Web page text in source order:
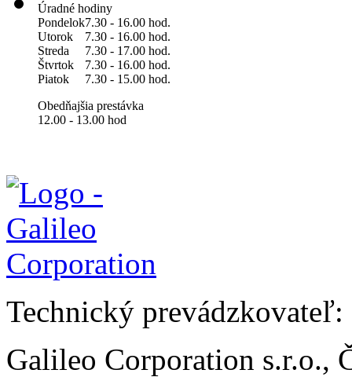
Úradné hodiny
Pondelok7.30 - 16.00 hod.
Utorok
7.30 - 16.00 hod.
Streda
7.30 - 17.00 hod.
Štvrtok
7.30 - 16.00 hod.
Piatok
7.30 - 15.00 hod.
Obedňajšia prestávka
12.00 - 13.00 hod
Technický prevádzkovateľ:
Galileo Corporation s.r.o.,